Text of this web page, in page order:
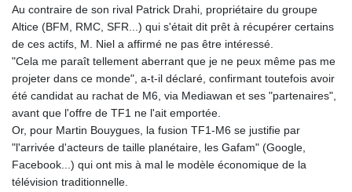
LVL 0.697755
LYD 7.336566
MAD 10.74989
MDL 20.056874
MGA 4921.849865
MKD 61.568318
MMK 2421.882171
MNT 4148.114639
MOP 9.32038
MRU 46.367858
Au contraire de son rival Patrick Drahi, propriétaire du groupe
Altice (BFM, RMC, SFR...) qui s'était dit prêt à récupérer certains
de ces actifs, M. Niel a affirmé ne pas être intéressé.
"Cela me paraît tellement aberrant que je ne peux même pas me
projeter dans ce monde", a-t-il déclaré, confirmant toutefois avoir
été candidat au rachat de M6, via Mediawan et ses "partenaires",
avant que l'offre de TF1 ne l'ait emportée.
Or, pour Martin Bouygues, la fusion TF1-M6 se justifie par
"l'arrivée d'acteurs de taille planétaire, les Gafam" (Google,
Facebook...) qui ont mis à mal le modèle économique de la
télévision traditionnelle.